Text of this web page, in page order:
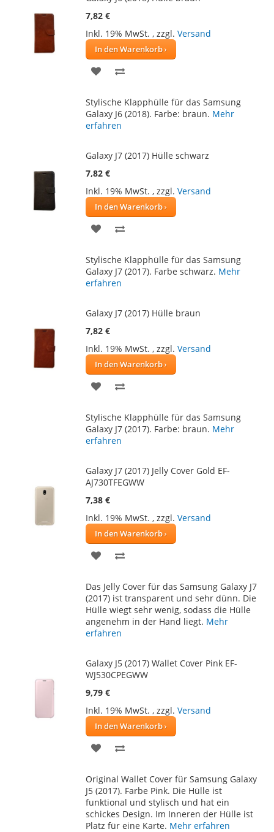
7,82 €
Inkl. 19% MwSt. , zzgl. Versand
In den Warenkorb
ZUR
HINZUFÜGEN
HINZUFÜGEN
Stylische Klapphülle für das Samsung
Galaxy J6 (2018). Farbe: braun. Mehr
erfahren
Galaxy J7 (2017) Hülle schwarz
7,82 €
Inkl. 19% MwSt. , zzgl. Versand
In den Warenkorb
ZUR
HINZUFÜGEN
HINZUFÜGEN
Stylische Klapphülle für das Samsung
Galaxy J7 (2017). Farbe schwarz. Mehr
erfahren
Galaxy J7 (2017) Hülle braun
7,82 €
Inkl. 19% MwSt. , zzgl. Versand
In den Warenkorb
ZUR
HINZUFÜGEN
HINZUFÜGEN
Stylische Klapphülle für das Samsung
Galaxy J7 (2017). Farbe: braun. Mehr
erfahren
Galaxy J7 (2017) Jelly Cover Gold EF-
AJ730TFEGWW
7,38 €
Inkl. 19% MwSt. , zzgl. Versand
In den Warenkorb
ZUR
HINZUFÜGEN
HINZUFÜGEN
Das Jelly Cover für das Samsung Galaxy J7
(2017) ist transparent und sehr dünn. Die
Hülle wiegt sehr wenig, sodass die Hülle
angenehm in der Hand liegt. Mehr
erfahren
Galaxy J5 (2017) Wallet Cover Pink EF-
WJ530CPEGWW
9,79 €
Inkl. 19% MwSt. , zzgl. Versand
In den Warenkorb
ZUR
HINZUFÜGEN
HINZUFÜGEN
Original Wallet Cover für Samsung Galaxy
J5 (2017). Farbe Pink. Die Hülle ist
funktional und stylisch und hat ein
schickes Design. Im Inneren der Hülle ist
Platz für eine Karte. Mehr erfahren